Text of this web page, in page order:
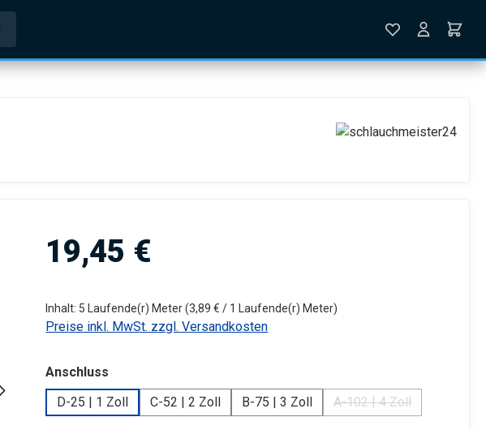
Regulärer Preis:
19,45 €
Inhalt: 5 Laufende(r) Meter(3,89 € / 1 Laufende(r) Meter)
Preise inkl. MwSt. zzgl. Versandkosten
Anschluss
D-25 | 1 Zoll
C-52 | 2 Zoll B-75 | 3 Zoll A-102 | 4 Zoll
(Diese Option ist